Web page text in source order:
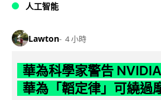
人工智能
Lawton 4 小時
華為科學家警告
華為「韜定律」可繞過